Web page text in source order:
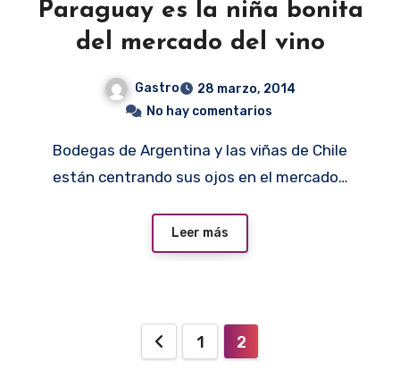
Paraguay es la niña bonita
del mercado del vino
Gastro
28 marzo, 2014
No hay comentarios
Bodegas de Argentina y las viñas de Chile
están centrando sus ojos en el mercado…
Leer más
Paginación
1 2